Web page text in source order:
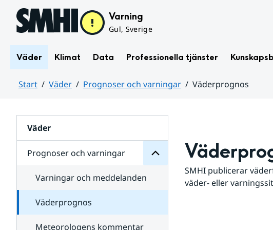
Hoppa till sidans innehåll Varning
Gul, Sverige
Väder Klimat Data Professionella tjänster
Start Väder Prognoser och varningar
Väderprognos
Väder
Prognoser och varningar
för
varningar
Varningar och meddelanden
Väderprognos
Meteorologens kommentar
SMHI publicerar
väder- eller